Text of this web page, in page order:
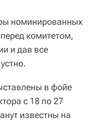
номинированных
комитетом,
и дав все
в фойе
с 18 по 27
известны на